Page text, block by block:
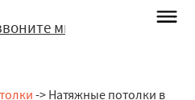
мне
-> Натяжные потолки в